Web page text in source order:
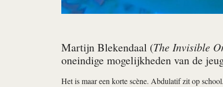
Martijn Blekendaal (The Invisible
oneindige mogelijkheden van de
Het is maar een korte scène. Abdulatif zit op